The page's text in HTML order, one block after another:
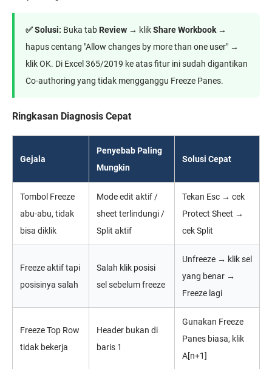
✅ Solusi: Buka tabReview → klikShare Workbook →
hapus centang "Allow changes by more than one user" →
klik OK. Di Excel 365/2019 ke atas fitur ini sudah digantikan
Co-authoring yang tidak mengganggu Freeze Panes.
Ringkasan Diagnosis Cepat
Gejala
Penyebab Paling
Mungkin
Solusi Cepat
Tombol Freeze
abu-abu, tidak
bisa diklik
Mode edit aktif /
sheet terlindungi /
Split aktif
Tekan Esc → cek
Protect Sheet →
cek Split
Freeze aktif tapi
posisinya salah
Salah klik posisi
sel sebelum freeze
Unfreeze → klik sel
yang benar →
Freeze lagi
Freeze Top Row
tidak bekerja
Header bukan di
baris 1
Gunakan Freeze
Panes biasa, klik
A[n+1]